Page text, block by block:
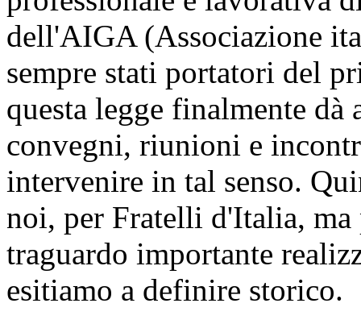
dell'AIGA (Associazione
sempre stati portatori del
questa legge finalmente
convegni, riunioni e
intervenire in tal senso.
noi, per Fratelli d'Italia,
traguardo importante
esitiamo a definire storico.